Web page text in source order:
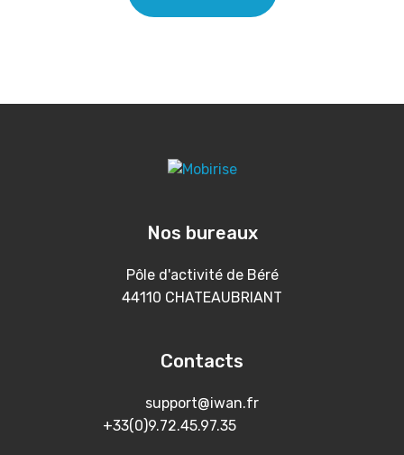
Nos bureaux
Pôle d'activité de Béré
44110 CHATEAUBRIANT
Contacts
support@iwan.fr
+33(0)9.72.45.97.35